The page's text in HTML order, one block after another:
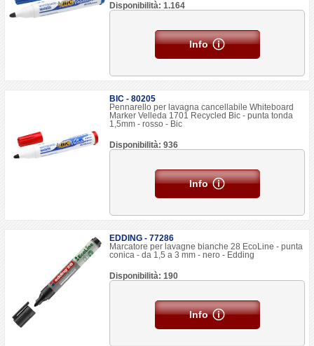
Disponibilità: 1.164
Info
BIC - 80205
Pennarello per lavagna cancellabile Whiteboard
Marker Velleda 1701 Recycled Bic - punta tonda
1,5mm - rosso - Bic
Disponibilità: 936
Info
EDDING - 77286
Marcatore per lavagne bianche 28 EcoLine - punta
conica - da 1,5 a 3 mm - nero - Edding
Disponibilità: 190
Info